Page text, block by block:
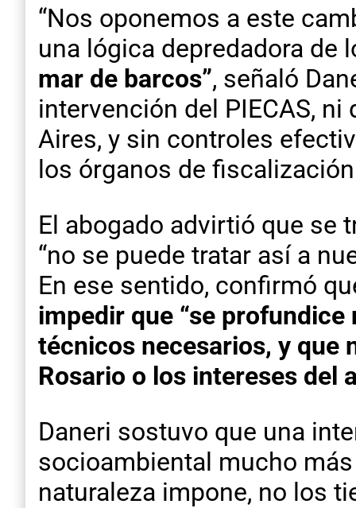
“Nos oponemos a este
una lógica depredadora
mar de barcos”, señaló
intervención del PIECAS,
Aires, y sin controles
los órganos de
El abogado advirtió que se
“no se puede tratar así a
En ese sentido, confirmó
impedir que “se
técnicos necesarios, y que
Rosario o los intereses del
Daneri sostuvo que una
socioambiental mucho
naturaleza impone, no los